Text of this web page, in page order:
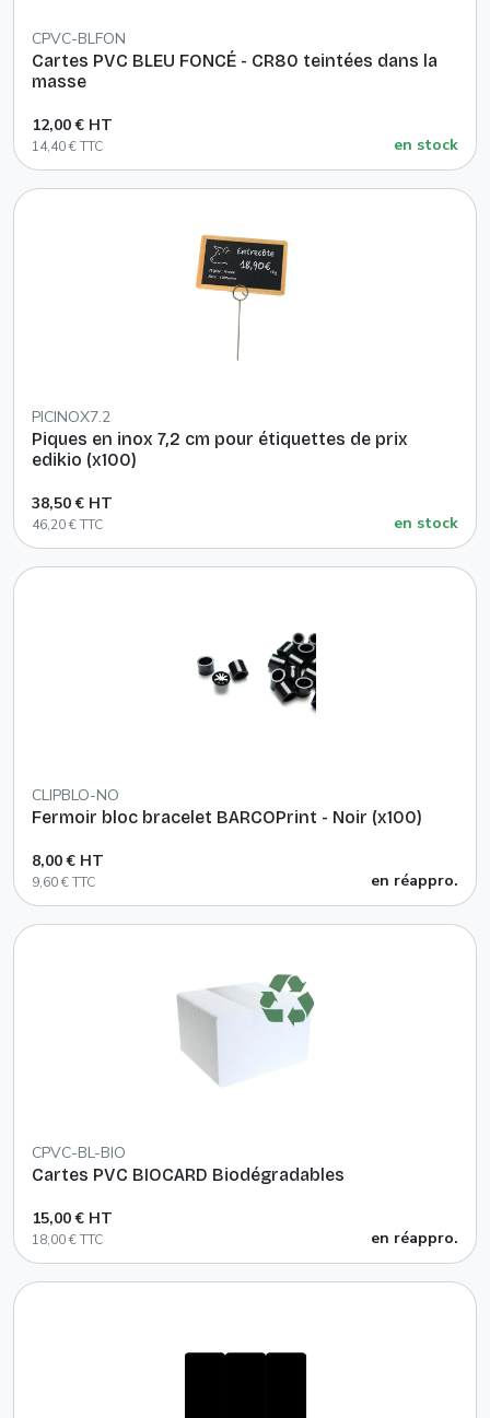
CPVC-BLFON
Cartes PVC BLEU FONCÉ - CR80 teintées dans la
masse
12,00 € HT
14,40 € TTC en stock
PICINOX7.2
Piques en inox 7,2 cm pour étiquettes de prix
edikio (x100)
38,50 € HT
46,20 € TTC en stock
CLIPBLO-NO
Fermoir bloc bracelet BARCOPrint - Noir (x100)
8,00 € HT
9,60 € TTC en réappro.
CPVC-BL-BIO
Cartes PVC BIOCARD Biodégradables
15,00 € HT
18,00 € TTC en réappro.